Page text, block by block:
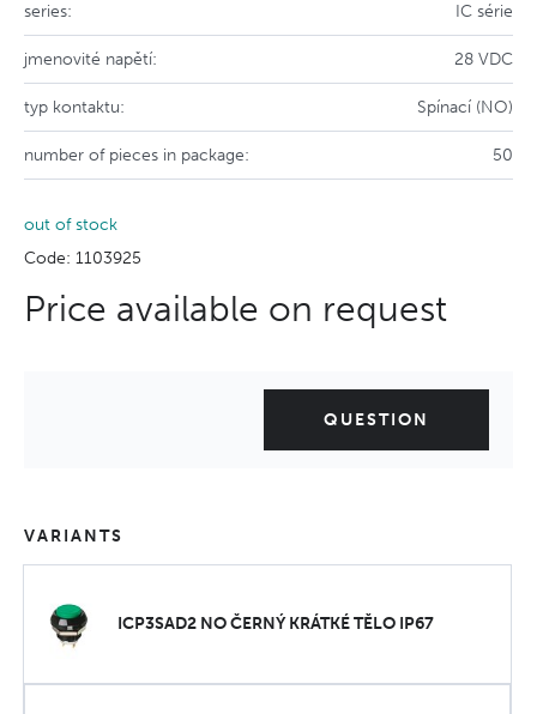
series: IC série
jmenovité napětí: 28 VDC
typ kontaktu: Spínací (NO)
number of pieces in package: 50
out of stock
Code: 1103925
Price available on request
QUESTION
VARIANTS
ICP3SAD2 NO ČERNÝ KRÁTKÉ TĚLO IP67